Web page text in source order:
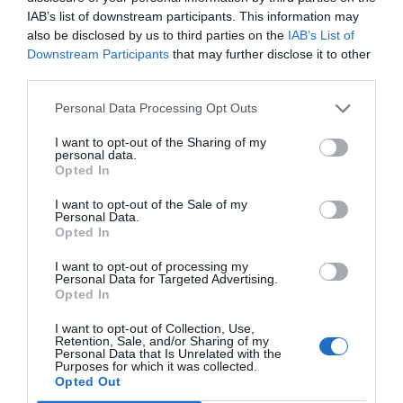
IAB’s list of downstream participants. This information may
also be disclosed by us to third parties on the IAB’s List of
Downstream Participants that may further disclose it to other
Personal Data Processing Opt Outs
I want to opt-out of the Sharing of my
personal data.
Opted In
I want to opt-out of the Sale of my
Personal Data.
Opted In
I want to opt-out of processing my
Personal Data for Targeted Advertising.
Opted In
I want to opt-out of Collection, Use,
Retention, Sale, and/or Sharing of my
Personal Data that Is Unrelated with the
Purposes for which it was collected.
Opted Out
Svensk mat
Kokt mat
E-mail Skriv ut
Medel: 38
56 kcal
Publicerat:
Författare:
Mattsson
Jag är matskribent samt kock